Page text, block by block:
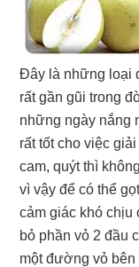
Đây là những loại
rất gần gũi trong
những ngày nắng
rất tốt cho việc
cam, quýt thì
vì vậy để có thể
cảm giác khó chịu
bỏ phần vỏ 2 đầu
một đường vỏ